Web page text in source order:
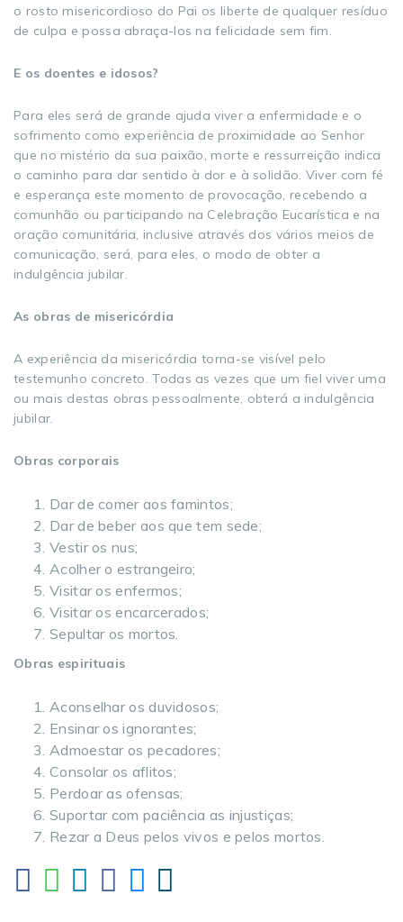
o rosto misericordioso do Pai os liberte de qualquer resíduo
de culpa e possa abraça-los na felicidade sem fim.
E os doentes e idosos?
Para eles será de grande ajuda viver a enfermidade e o
sofrimento como experiência de proximidade ao Senhor
que no mistério da sua paixão, morte e ressurreição indica
o caminho para dar sentido à dor e à solidão. Viver com fé
e esperança este momento de provocação, recebendo a
comunhão ou participando na Celebração Eucarística e na
oração comunitária, inclusive através dos vários meios de
comunicação, será, para eles, o modo de obter a
indulgência jubilar.
As obras de misericórdia
A experiência da misericórdia torna-se visível pelo
testemunho concreto. Todas as vezes que um fiel viver uma
ou mais destas obras pessoalmente, obterá a indulgência
jubilar.
Obras corporais
Dar de comer aos famintos;
Dar de beber aos que tem sede;
Vestir os nus;
Acolher o estrangeiro;
Visitar os enfermos;
Visitar os encarcerados;
Sepultar os mortos.
Obras espirituais
Aconselhar os duvidosos;
Ensinar os ignorantes;
Admoestar os pecadores;
Consolar os aflitos;
Perdoar as ofensas;
Suportar com paciência as injustiças;
Rezar a Deus pelos vivos e pelos mortos.